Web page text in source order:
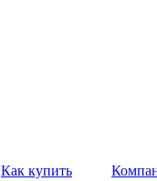
Как купить